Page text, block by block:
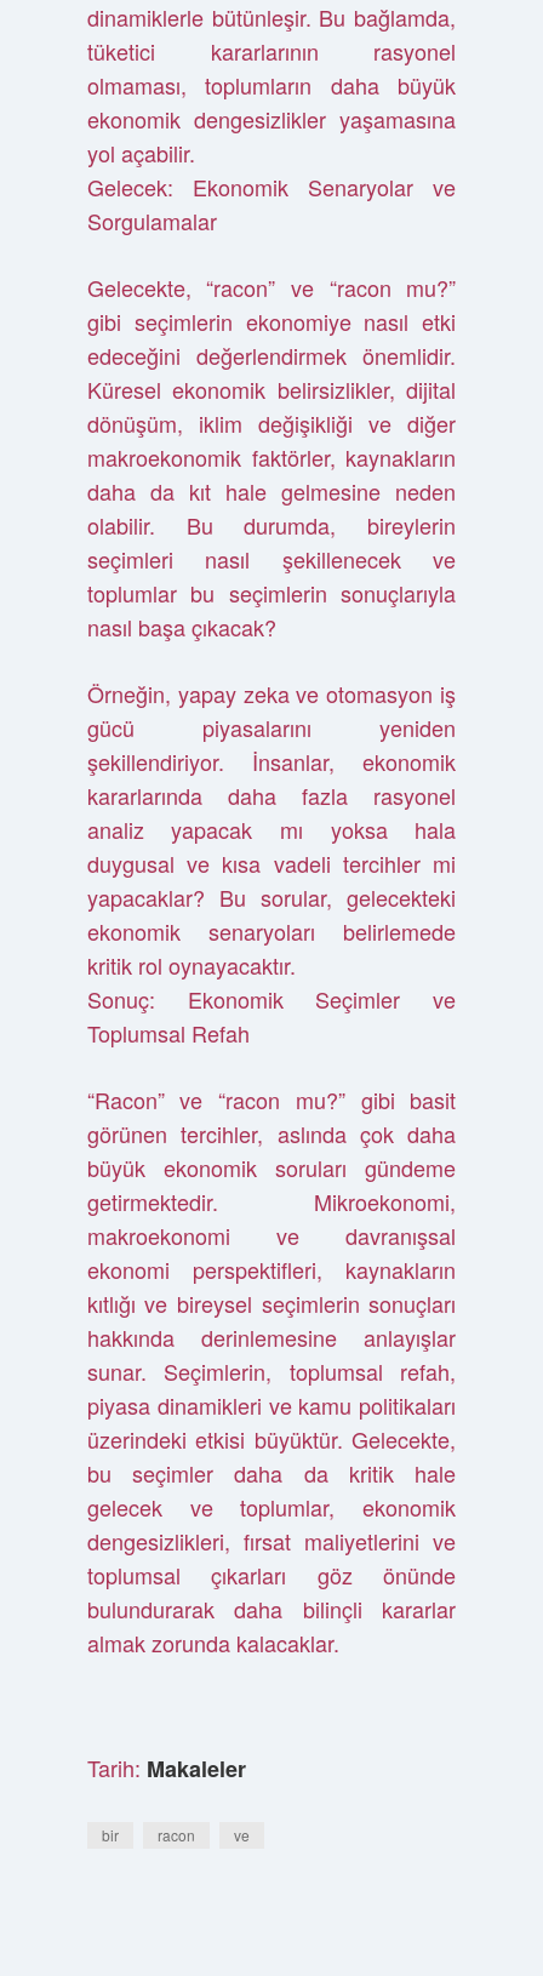
dinamiklerle bütünleşir. Bu bağlamda,
tüketici kararlarının rasyonel
olmaması, toplumların daha büyük
ekonomik dengesizlikler yaşamasına
yol açabilir.
Gelecek: Ekonomik Senaryolar ve
Sorgulamalar
Gelecekte, “racon” ve “racon mu?”
gibi seçimlerin ekonomiye nasıl etki
edeceğini değerlendirmek önemlidir.
Küresel ekonomik belirsizlikler, dijital
dönüşüm, iklim değişikliği ve diğer
makroekonomik faktörler, kaynakların
daha da kıt hale gelmesine neden
olabilir. Bu durumda, bireylerin
seçimleri nasıl şekillenecek ve
toplumlar bu seçimlerin sonuçlarıyla
nasıl başa çıkacak?
Örneğin, yapay zeka ve otomasyon iş
gücü piyasalarını yeniden
şekillendiriyor. İnsanlar, ekonomik
kararlarında daha fazla rasyonel
analiz yapacak mı yoksa hala
duygusal ve kısa vadeli tercihler mi
yapacaklar? Bu sorular, gelecekteki
ekonomik senaryoları belirlemede
kritik rol oynayacaktır.
Sonuç: Ekonomik Seçimler ve
Toplumsal Refah
“Racon” ve “racon mu?” gibi basit
görünen tercihler, aslında çok daha
büyük ekonomik soruları gündeme
getirmektedir. Mikroekonomi,
makroekonomi ve davranışsal
ekonomi perspektifleri, kaynakların
kıtlığı ve bireysel seçimlerin sonuçları
hakkında derinlemesine anlayışlar
sunar. Seçimlerin, toplumsal refah,
piyasa dinamikleri ve kamu politikaları
üzerindeki etkisi büyüktür. Gelecekte,
bu seçimler daha da kritik hale
gelecek ve toplumlar, ekonomik
dengesizlikleri, fırsat maliyetlerini ve
toplumsal çıkarları göz önünde
bulundurarak daha bilinçli kararlar
almak zorunda kalacaklar.
Tarih: Makaleler
bir racon ve